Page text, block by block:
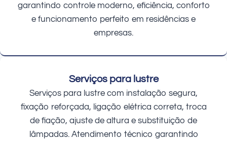
garantindo controle moderno, eficiência, conforto
e funcionamento perfeito em residências e
empresas.
Serviços para lustre
Serviços para lustre com instalação segura,
fixação reforçada, ligação elétrica correta, troca
de fiação, ajuste de altura e substituição de
lâmpadas. Atendimento técnico garantindo